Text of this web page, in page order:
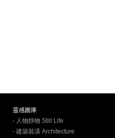
靈感圖庫
- 人物靜物 Still Life
- 建築裝潢 Architecture